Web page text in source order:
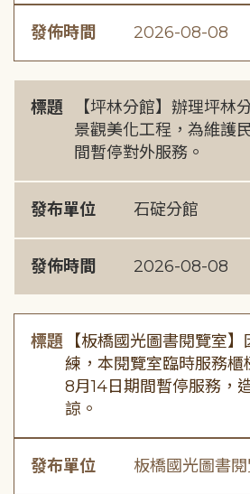
發佈時間 2026-08-08
標題
【坪林分館】辦理坪林
景觀美化工程，為維護
間暫停對外服務。
發布單位 石碇分館
發佈時間 2026-08-08
標題
【板橋國光圖書閱覽室】
練，本閱覽室臨時服務
8月14日期間暫停服務，
諒。
發布單位 板橋國光圖書